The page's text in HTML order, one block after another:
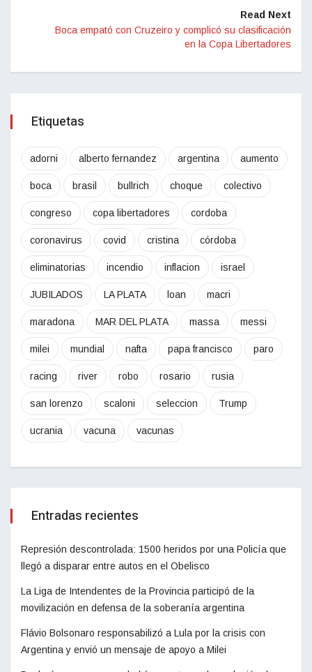
Read Next
Boca empató con Cruzeiro y complicó su clasificación
en la Copa Libertadores
Etiquetas
adorni alberto fernandez argentina aumento
boca brasil bullrich choque colectivo
congreso copa libertadores cordoba
coronavirus covid cristina córdoba
eliminatorias incendio inflacion israel
JUBILADOS LA PLATA loan macri
maradona MAR DEL PLATA massa messi
milei mundial nafta papa francisco paro
racing river robo rosario rusia
san lorenzo scaloni seleccion Trump
ucrania vacuna vacunas
Entradas recientes
Represión descontrolada: 1500 heridos por una Policía que
llegó a disparar entre autos en el Obelisco
La Liga de Intendentes de la Provincia participó de la
movilización en defensa de la soberanía argentina
Flávio Bolsonaro responsabilizó a Lula por la crisis con
Argentina y envió un mensaje de apoyo a Milei